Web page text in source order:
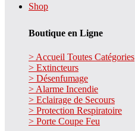
Shop
Boutique en Ligne
> Accueil Toutes Catégories
> Extincteurs
> Désenfumage
> Alarme Incendie
> Eclairage de Secours
> Protection Respiratoire
> Porte Coupe Feu